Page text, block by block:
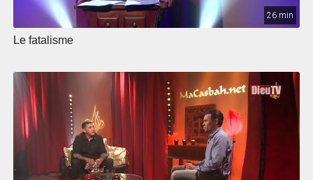
26 min
Le fatalisme